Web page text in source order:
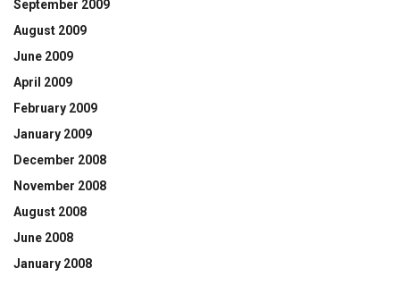
September 2009
August 2009
June 2009
April 2009
February 2009
January 2009
December 2008
November 2008
August 2008
June 2008
January 2008